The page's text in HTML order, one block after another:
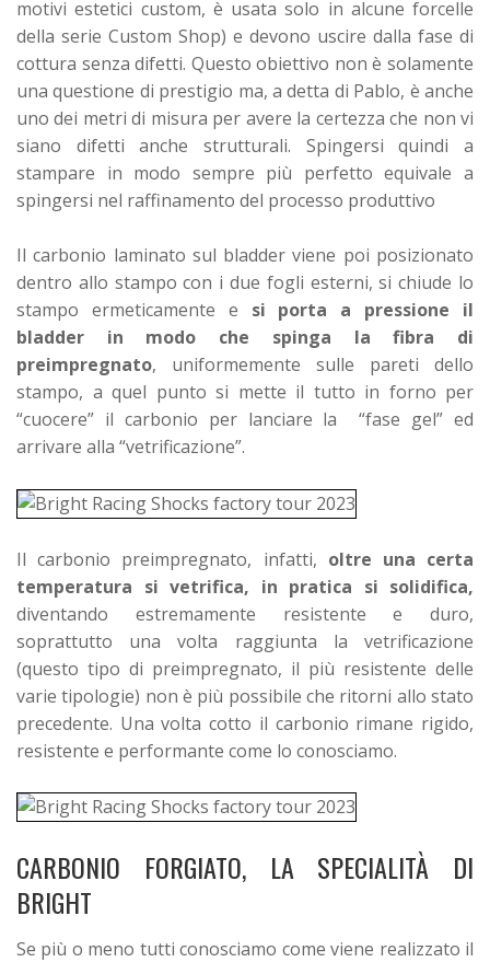
motivi estetici custom, è usata solo in alcune forcelle
della serie Custom Shop) e devono uscire dalla fase di
cottura senza difetti. Questo obiettivo non è solamente
una questione di prestigio ma, a detta di Pablo, è anche
uno dei metri di misura per avere la certezza che non vi
siano difetti anche strutturali. Spingersi quindi a
stampare in modo sempre più perfetto equivale a
spingersi nel raffinamento del processo produttivo
Il carbonio laminato sul bladder viene poi posizionato
dentro allo stampo con i due fogli esterni, si chiude lo
stampo ermeticamente e si porta a pressione il
bladder in modo che spinga la fibra di
preimpregnato, uniformemente sulle pareti dello
stampo, a quel punto si mette il tutto in forno per
“cuocere” il carbonio per lanciare la “fase gel” ed
arrivare alla “vetrificazione”.
Il carbonio preimpregnato, infatti, oltre una certa
temperatura si vetrifica, in pratica si solidifica,
diventando estremamente resistente e duro,
soprattutto una volta raggiunta la vetrificazione
(questo tipo di preimpregnato, il più resistente delle
varie tipologie) non è più possibile che ritorni allo stato
precedente. Una volta cotto il carbonio rimane rigido,
resistente e performante come lo conosciamo.
CARBONIO FORGIATO, LA SPECIALITÀ DI
BRIGHT
Se più o meno tutti conosciamo come viene realizzato il